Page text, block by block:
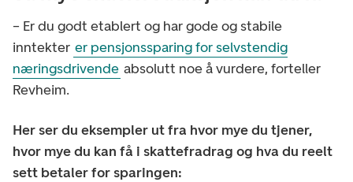
– Er du godt etablert og har gode og stabile
inntekter er pensjonssparing for selvstendig
næringsdrivende absolutt noe å vurdere, forteller
Revheim.
Her ser du eksempler ut fra hvor mye du tjener,
hvor mye du kan få i skattefradrag og hva du reelt
sett betaler for sparingen: